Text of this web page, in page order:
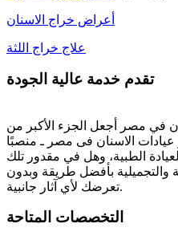
أعراض خراج الاسنان
علاج خراج اللثة
تقدم خدمة عالية الجودة
في مصر أجعل الجزء الأكبر من
الاسنان فى مصر ـ منصبًا
الطبية، وهل في مقدور تلك
والتجميلية بأفضل طريقة وبدون
تعرضك لأي آثار جانبية.
التخصصات المتاحة